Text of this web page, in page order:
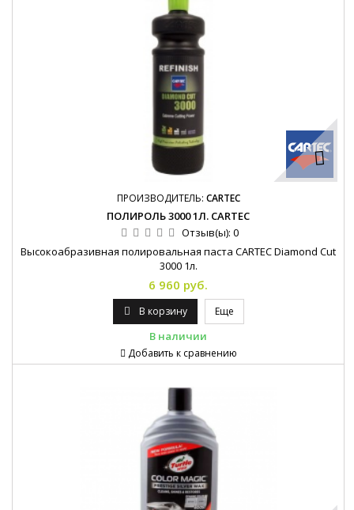
ПРОИЗВОДИТЕЛЬ: CARTEC
ПОЛИРОЛЬ 3000 1Л. CARTEC
Отзыв(ы): 0
Высокоабразивная полировальная паста CARTEC Diamond Cut
3000 1л.
6 960 руб.
В корзину Еще
В наличии
Добавить к сравнению